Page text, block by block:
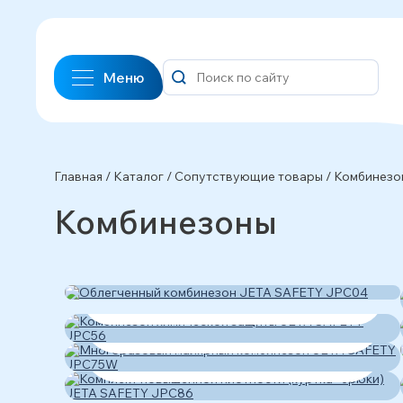
Меню
Главная / Каталог / Сопутствующие товары /
Комбинезоны
Комбинезон химической защиты
Многоразовый малярный
комбинезон JETA SAFETY
JPC75W
Комплект повышенной
плотности (куртка+брюки) JETA
SAFETY JPC86